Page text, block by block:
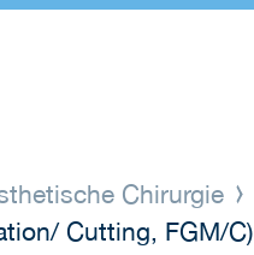
Chirurgie
Cutting, FGM/C)